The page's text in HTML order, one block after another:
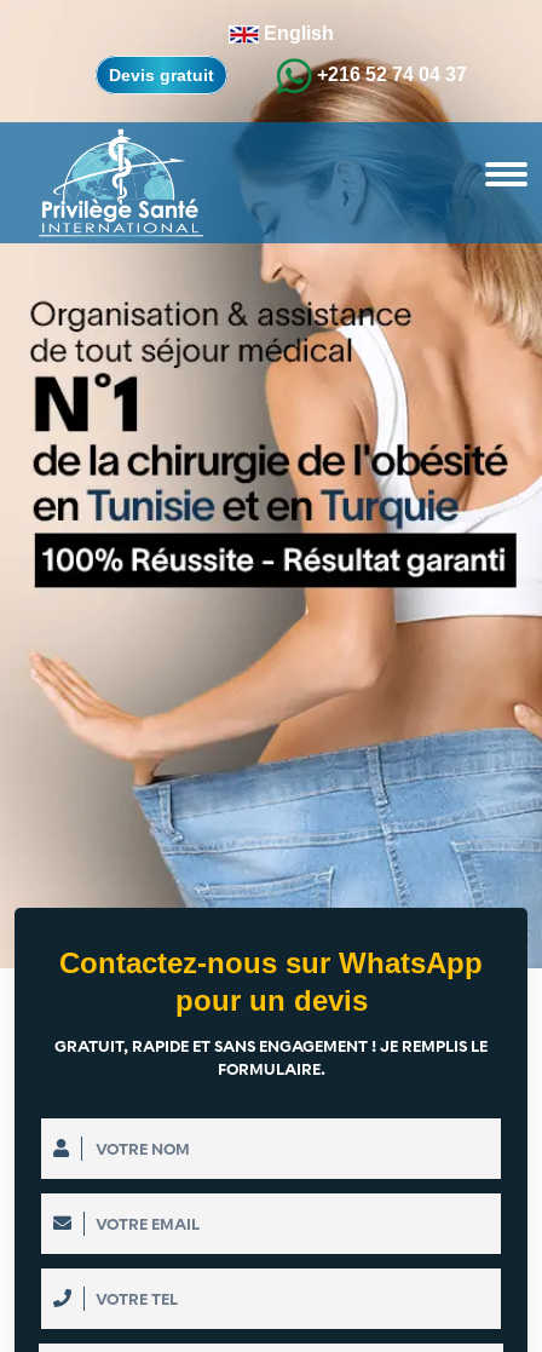
English
Devis gratuit +216 52 74 04 37
Contactez-nous sur WhatsApp
pour un devis
GRATUIT, RAPIDE ET SANS ENGAGEMENT ! JE REMPLIS LE
FORMULAIRE.